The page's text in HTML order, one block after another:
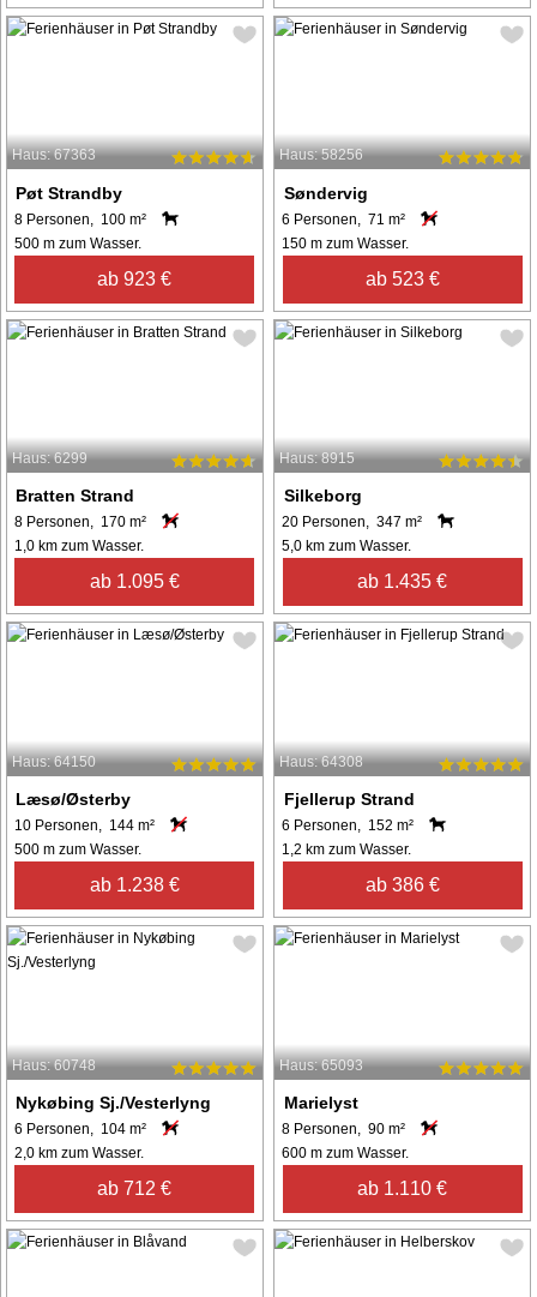
Haus: 67363
Pøt Strandby
8 Personen, 100 m²
500 m zum Wasser.
ab 923 €
Haus: 58256
Søndervig
6 Personen, 71 m²
150 m zum Wasser.
ab 523 €
Haus: 6299
Bratten Strand
8 Personen, 170 m²
1,0 km zum Wasser.
ab 1.095 €
Haus: 8915
Silkeborg
20 Personen, 347 m²
5,0 km zum Wasser.
ab 1.435 €
Haus: 64150
Læsø/Østerby
10 Personen, 144 m²
500 m zum Wasser.
ab 1.238 €
Haus: 64308
Fjellerup Strand
6 Personen, 152 m²
1,2 km zum Wasser.
ab 386 €
Haus: 60748
Nykøbing Sj./Vesterlyng
6 Personen, 104 m²
2,0 km zum Wasser.
ab 712 €
Haus: 65093
Marielyst
8 Personen, 90 m²
600 m zum Wasser.
ab 1.110 €